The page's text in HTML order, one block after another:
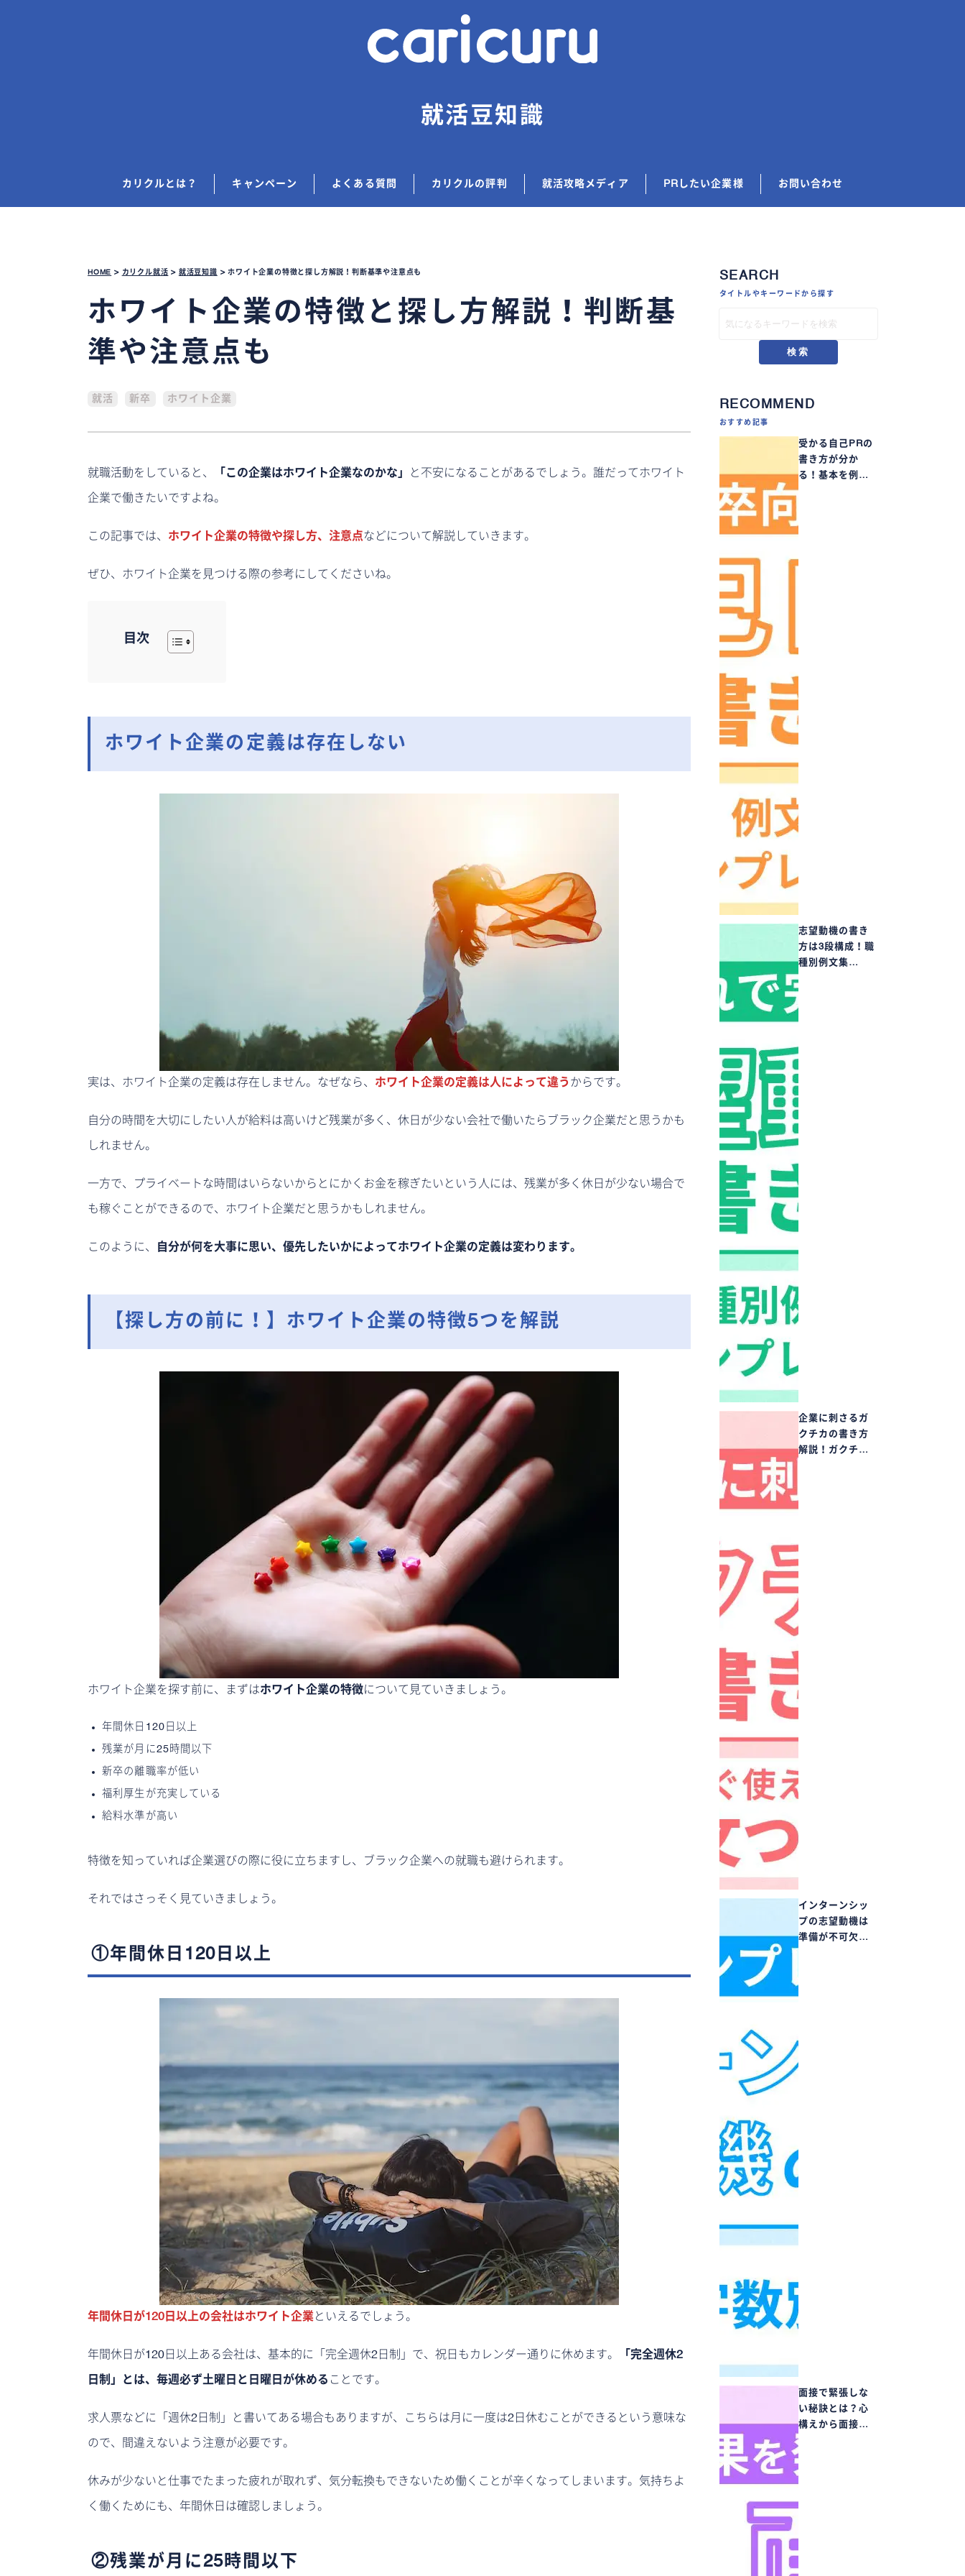
就活豆知識
カリクルとは？ キャンペーン よくある質問 カリクルの評判 就活攻略メディア PRしたい企業様 お問い合わせ
HOME > カリクル就活 > 就活豆知識 >ホワイト企業の特徴と探し方解説！判断基準や注意点も
ホワイト企業の特徴と探し方解説！判断基
準や注意点も
就活 新卒 ホワイト企業
就職活動をしていると、 「この企業はホワイト企業なのかな」 と不安になることがあるでしょう。誰だってホワイト
企業で働きたいですよね。
この記事では、 ホワイト企業の特徴や探し方、注意点などについて解説していきます。
ぜひ、ホワイト企業を見つける際の参考にしてくださいね。
目次
ホワイト企業の定義は存在しない
実は、ホワイト企業の定義は存在しません。なぜなら、 ホワイト企業の定義は人によって違う からです。
自分の時間を大切にしたい人が給料は高いけど残業が多く、休日が少ない会社で働いたらブラック企業だと思うかも
しれません。
一方で、プライベートな時間はいらないからとにかくお金を稼ぎたいという人には、残業が多く休日が少ない場合で
も稼ぐことができるので、ホワイト企業だと思うかもしれません。
このように、 自分が何を大事に思い、優先したいかによってホワイト企業の定義は変わります。
【探し方の前に！】ホワイト企業の特徴5つを解説
ホワイト企業を探す前に、まずはホワイト企業の特徴について見ていきましょう。
年間休日120日以上
残業が月に25時間以下
新卒の離職率が低い
福利厚生が充実している
給料水準が高い
特徴を知っていれば企業選びの際に役に立ちますし、ブラック企業への就職も避けられます。
それではさっそく見ていきましょう。
①年間休日120日以上
年間休日が120日以上の会社はホワイト企業といえるでしょう。
年間休日が120日以上ある会社は、基本的に「完全週休2日制」で、祝日もカレンダー通りに休めます。 「完全週休2
日制」とは、毎週必ず土曜日と日曜日が休める ことです。
求人票などに「週休2日制」と書いてある場合もありますが、こちらは月に一度は2日休むことができるという意味な
ので、間違えないよう注意が必要です。
休みが少ないと仕事でたまった疲れが取れず、気分転換もできないため働くことが辛くなってしまいます。気持ちよ
く働くためにも、年間休日は確認しましょう。
②残業が月に25時間以下
SEARCH
タイトルやキーワードから探す
検索
RECOMMEND
おすすめ記事
受かる自己PRの
書き方が分か
る！基本を例…
志望動機の書き
方は3段構成！職
種別例文集…
企業に刺さるガ
クチカの書き方
解説！ガクチ…
インターンシッ
プの志望動機は
準備が不可欠…
面接で緊張しな
い秘訣とは？心
構えから面接…